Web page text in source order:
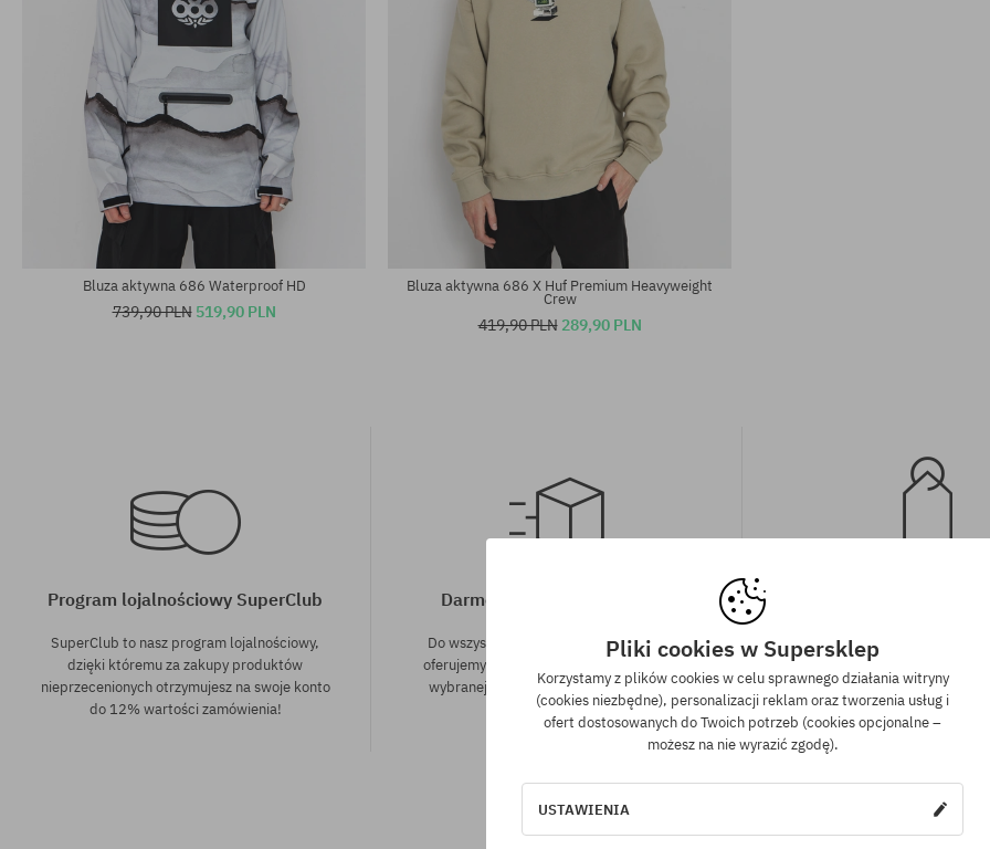
Bluza aktywna 686 Waterproof HD
739,90 PLN 519,90 PLN
Bluza aktywna 686 X Huf Premium Heavyweight
Crew
419,90 PLN 289,90 PLN
Program lojalnościowy SuperClub
SuperClub to nasz program lojalnościowy,
dzięki któremu za zakupy produktów
nieprzecenionych otrzymujesz na swoje konto
do 12% wartości zamówienia!
Darmowa wysyłka od 350 zł
Do wszystkich zamówień powyżej 350 zł
oferujemy wysyłkę GRATIS, niezależnie od
wybranej formy płatności i przewoźnika.
Gwarancja
Mamy najlepsze ceny, ale jeśli
znaleźć dokładnie ten sam
sklepie, w niższej cenie -
również obniżymy jego
Pliki cookies w Supersklep
Korzystamy z plików cookies w celu sprawnego działania witryny
(cookies niezbędne), personalizacji reklam oraz tworzenia usług i
ofert dostosowanych do Twoich potrzeb (cookies opcjonalne –
możesz na nie wyrazić zgodę).
USTAWIENIA